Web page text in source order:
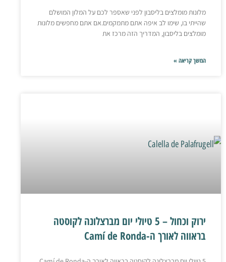
מלונות מומלצים בליסבון לפני שאספר לכם על המלון המושלם
שהייתי בו, שימו לב איפה אתם מתמקמים.אם אתם מחפשים מלונות
מומלצים בליסבון, המדריך הזה מרכז את
המשך קריאה »
ירוק וכחול – 5 טיולי יום מברצלונה לקוסטה
בראווה לאורך ה-Camí de Ronda